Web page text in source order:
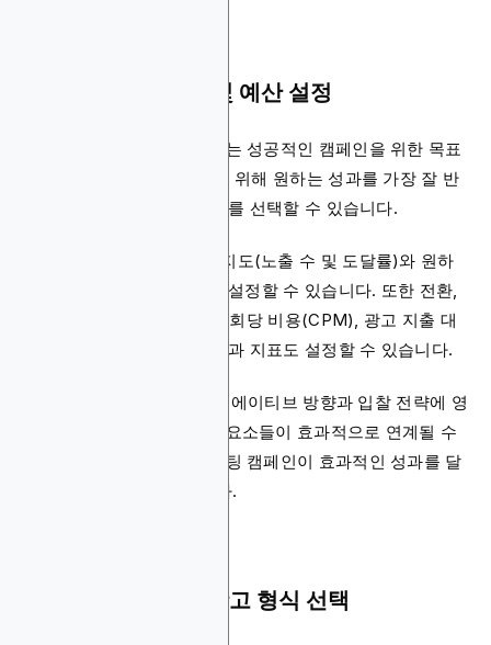
2단계: 캠페인 목표 및 예산 설정
타겟 고객을 명확히 한 후에는 성공적인 캠페인을 위한 목표
를 설정할 수 있습니다. 이를 위해 원하는 성과를 가장 잘 반
영하는 핵심 성과 지표(KPI)를 선택할 수 있습니다.
따라서 달성하고자 하는 인지도(노출 수 및 도달률)와 원하
는 참여도(클릭률(CTR))를 설정할 수 있습니다. 또한 전환,
클릭당 비용(CPC), 노출 천 회당 비용(CPM), 광고 지출 대
비 수익률(ROAS)과 같은 성과 지표도 설정할 수 있습니다.
KPI를 조기에 선택하면 크리에이티브 방향과 입찰 전략에 영
향을 미쳐 캠페인의 이러한 요소들이 효과적으로 연계될 수
있습니다. 이렇게 하면 마케팅 캠페인이 효과적인 성과를 달
성하도록 보다 최적화됩니다.
3단계: 디스플레이 광고 형식 선택